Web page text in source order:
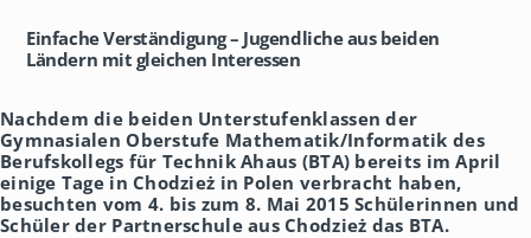
n
h
n
A
h
a
u
s
Einfache Verständigung – Jugendliche aus beiden
Ländern mit gleichen Interessen
Nachdem die beiden Unterstufenklassen der
Gymnasialen Oberstufe Mathematik/Informatik des
Berufskollegs für Technik Ahaus (BTA) bereits im April
einige Tage in Chodzież in Polen verbracht haben,
besuchten vom 4. bis zum 8. Mai 2015 Schülerinnen und
Schüler der Partnerschule aus Chodzież das BTA.